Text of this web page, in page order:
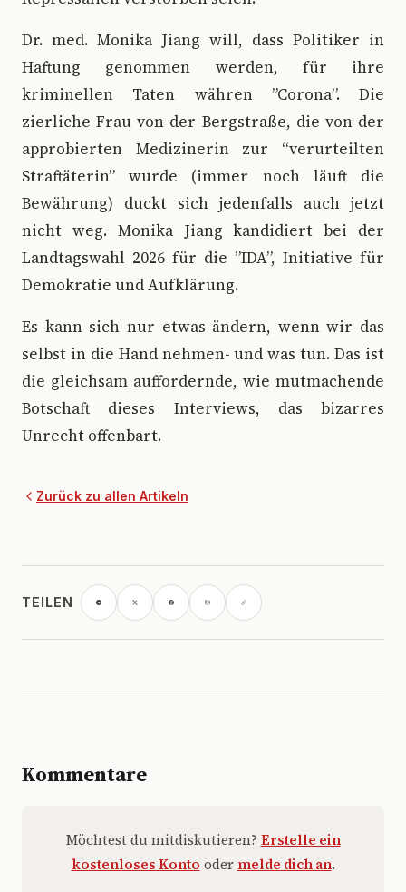
Dr. med. Monika Jiang will, dass Politiker in
Haftung genommen werden, für ihre
kriminellen Taten währen ”Corona”. Die
zierliche Frau von der Bergstraße, die von der
approbierten Medizinerin zur “verurteilten
Straftäterin” wurde (immer noch läuft die
Bewährung) duckt sich jedenfalls auch jetzt
nicht weg. Monika Jiang kandidiert bei der
Landtagswahl 2026 für die ”IDA”, Initiative für
Demokratie und Aufklärung.
Es kann sich nur etwas ändern, wenn wir das
selbst in die Hand nehmen- und was tun. Das ist
die gleichsam auffordernde, wie mutmachende
Botschaft dieses Interviews, das bizarres
Unrecht offenbart.
Zurück zu allen Artikeln
TEILEN
Kommentare
Möchtest du mitdiskutieren? Erstelle ein
kostenloses Konto oder melde dich an.